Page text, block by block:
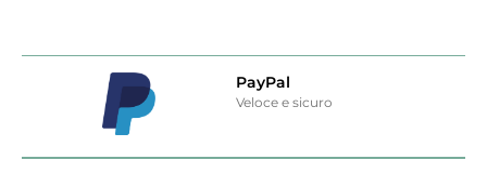
PayPal
Veloce e sicuro